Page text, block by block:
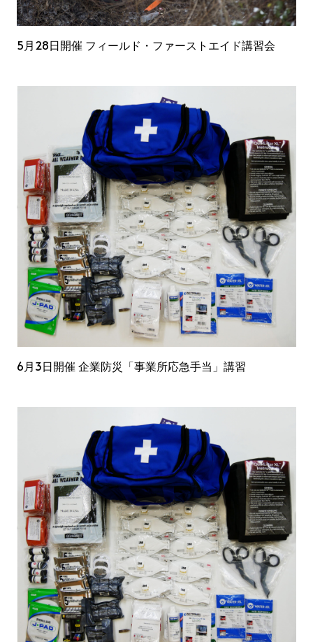
5月28日開催 フィールド・ファーストエイド講習会
6月3日開催 企業防災「事業所応急手当」講習